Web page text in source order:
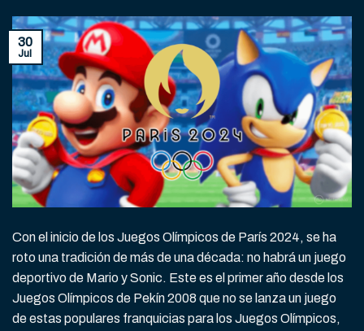
30
Jul
Con el inicio de los Juegos Olímpicos de París 2024, se ha
roto una tradición de más de una década: no habrá un juego
deportivo de Mario y Sonic. Este es el primer año desde los
Juegos Olímpicos de Pekín 2008 que no se lanza un juego
de estas populares franquicias para los Juegos Olímpicos,